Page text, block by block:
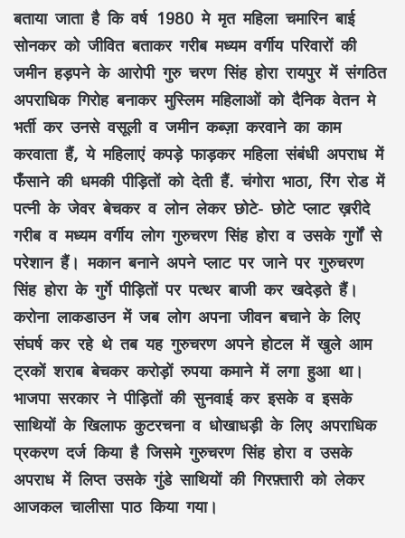
बताया जाता है कि वर्ष 1980 मे मृत महिला चमारिन बाई
सोनकर को जीवित बताकर गरीब मध्यम वर्गीय परिवारों की
जमीन हड़पने के आरोपी गुरु चरण सिंह होरा रायपुर में संगठित
अपराधिक गिरोह बनाकर मुस्लिम महिलाओं को दैनिक वेतन मे
भर्ती कर उनसे वसूली व जमीन कब्ज़ा करवाने का काम
करवाता हैं, ये महिलाएं कपड़े फाड़कर महिला संबंधी अपराध में
फँसाने की धमकी पीड़ितों को देती हैं. चंगोरा भाठा, रिंग रोड में
पत्नी के जेवर बेचकर व लोन लेकर छोटे- छोटे प्लाट ख़रीदे
गरीब व मध्यम वर्गीय लोग गुरुचरण सिंह होरा व उसके गुर्गों से
परेशान हैं। मकान बनाने अपने प्लाट पर जाने पर गुरुचरण
सिंह होरा के गुर्गे पीड़ितों पर पत्थर बाजी कर खदेड़ते हैं।
करोना लाकडाउन में जब लोग अपना जीवन बचाने के लिए
संघर्ष कर रहे थे तब यह गुरुचरण अपने होटल में खुले आम
ट्रकों शराब बेचकर करोड़ों रुपया कमाने में लगा हुआ था।
भाजपा सरकार ने पीड़ितों की सुनवाई कर इसके व इसके
साथियों के खिलाफ कुटरचना व धोखाधड़ी के लिए अपराधिक
प्रकरण दर्ज किया है जिसमे गुरुचरण सिंह होरा व उसके
अपराध में लिप्त उसके गुंडे साथियों की गिरफ़्तारी को लेकर
आजकल चालीसा पाठ किया गया।